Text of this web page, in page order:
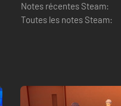
Notes récentes Steam:
Toutes les notes Steam: